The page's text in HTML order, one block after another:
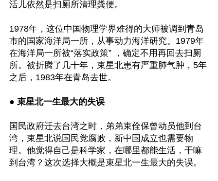
活儿依然是扫厕所清理粪便。
1978年，这位中国物理学界难得的大师被调到青岛
市的国家海洋局一所，从事动力海洋研究。1979年
在海洋局一所被“落实政策” ，确定不用再回去扫厕
所。被折腾了几十年，束星北患有严重肺气肿，5年
之后，1983年在青岛去世。
● 束星北一生最大的失误
国民政府迁去台湾之时，弟弟束佺保曾动员他到台
湾，束星北说国民党腐败，新中国成立也需要物
理。他觉得自己是科学家，在哪里都能生活，干嘛
到台湾？这次选择大概是束星北一生最大的失误。